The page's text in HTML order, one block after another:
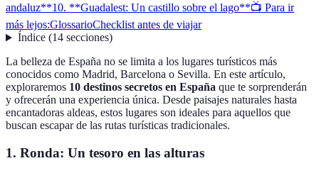
andaluz**10. **Guadalest: Un castillo sobre el lago**📺 Para ir
más lejos:GlossarioChecklist antes de viajar
Índice(14 secciones)
La belleza de España no se limita a los lugares turísticos más
conocidos como Madrid, Barcelona o Sevilla. En este artículo,
exploraremos 10 destinos secretos en España que te sorprenderán
y ofrecerán una experiencia única. Desde paisajes naturales hasta
encantadoras aldeas, estos lugares son ideales para aquellos que
buscan escapar de las rutas turísticas tradicionales.
1. Ronda: Un tesoro en las alturas